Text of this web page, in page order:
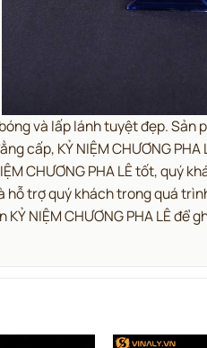
và lấp lánh tuyệt đẹp.
cấp, KỶ NIỆM CHƯƠNG
CHƯƠNG PHA LÊ tốt,
trợ quý khách trong quá
NIỆM CHƯƠNG PHA LÊ